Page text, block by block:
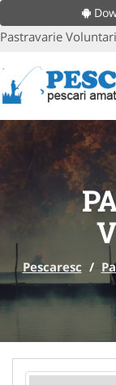
Pastravarie Voluntari
Pescaresc /